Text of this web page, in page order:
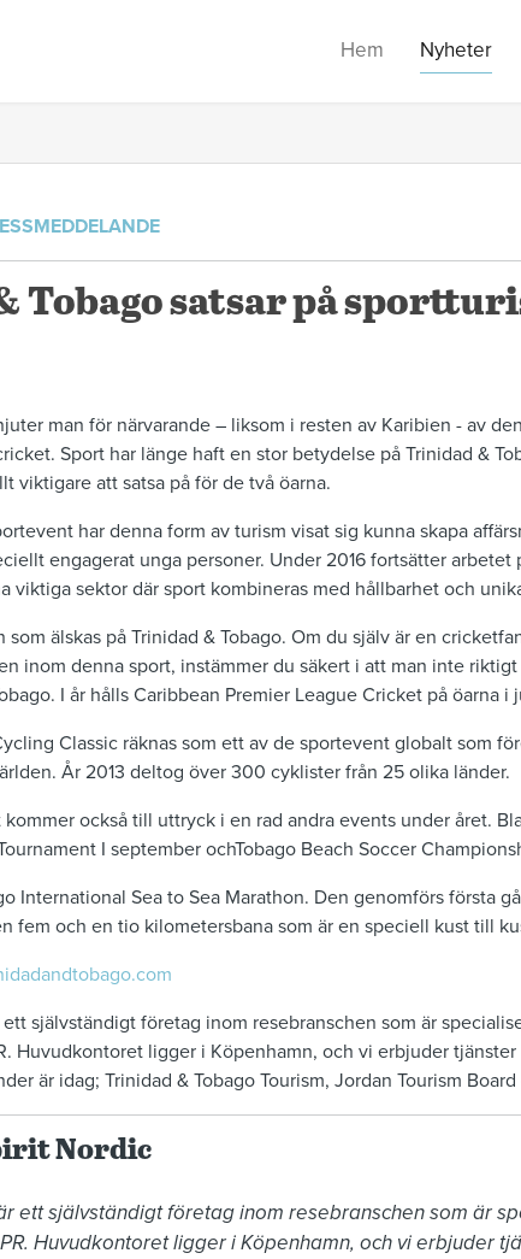
Hem Nyheter
Tobago satsar på
man för närvarande – liksom i resten av Karibien - av
Sport har länge haft en stor betydelse på Trinidad &
viktigare att satsa på för de två öarna.
har denna form av turism visat sig kunna skapa
engagerat unga personer. Under 2016 fortsätter arbetet
viktiga sektor där sport kombineras med hållbarhet och
älskas på Trinidad & Tobago. Om du själv är en
inom denna sport, instämmer du säkert i att man inte
I år hålls Caribbean Premier League Cricket på öarna i
Classic räknas som ett av de sportevent globalt som
År 2013 deltog över 300 cyklister från 25 olika länder.
också till uttryck i en rad andra events under året.
I september ochTobago Beach Soccer
International Sea to Sea Marathon. Den genomförs första
fem och en tio kilometersbana som är en speciell kust till
självständigt företag inom resebranschen som är
Huvudkontoret ligger i Köpenhamn, och vi erbjuder
är idag; Trinidad & Tobago Tourism, Jordan Tourism
Nordic
ett självständigt företag inom resebranschen som är
Huvudkontoret ligger i Köpenhamn, och vi erbjuder